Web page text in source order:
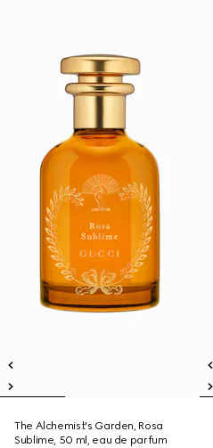
The Alchemist's Garden, Rosa
Sublime, 50 ml, eau de parfum